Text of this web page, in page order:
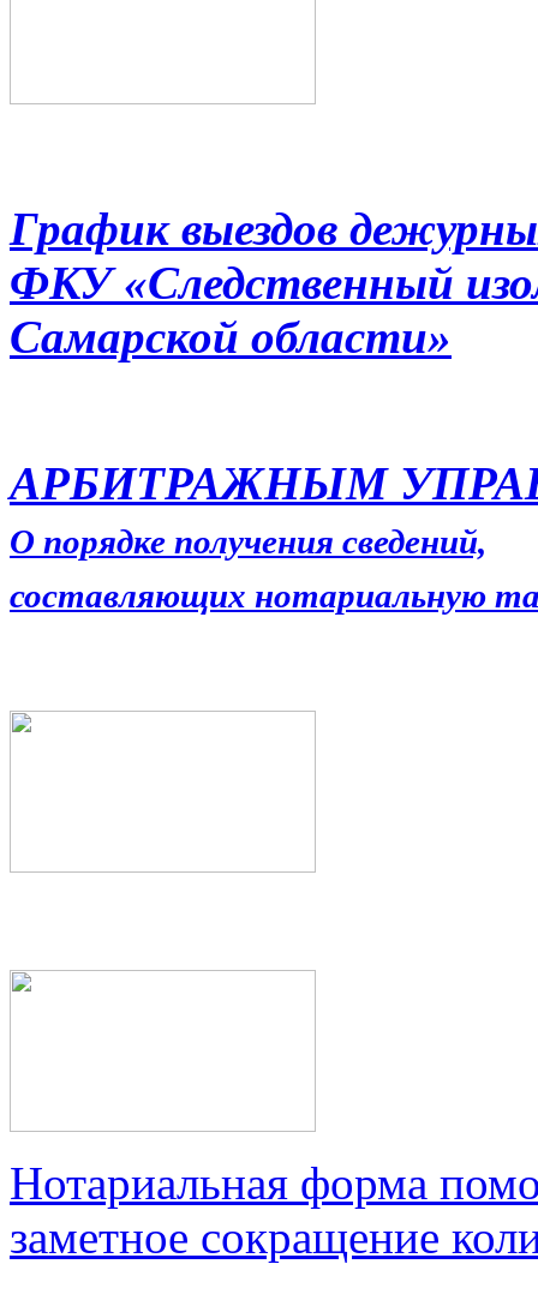
График выездов
ФКУ «Следственный
Самарской области»
АРБИТРАЖНЫМ
О порядке получения сведений,
составляющих нотариальную
Нотариальная форма
заметное сокращение